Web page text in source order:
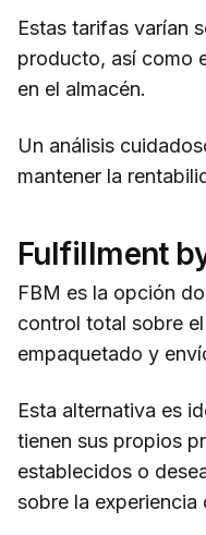
Estas tarifas varían
producto, así como
en el almacén.
Un análisis
mantener la
Fulfillment
FBM es la opción
control total sobre
empaquetado y
Esta alternativa es
tienen sus propios
establecidos o
sobre la experiencia